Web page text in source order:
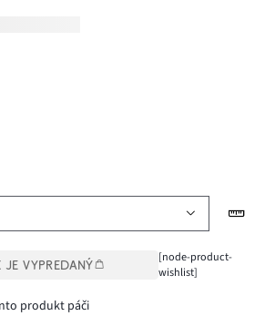
VYPREDANÝ
[node-product-
wishlist]
produkt páči